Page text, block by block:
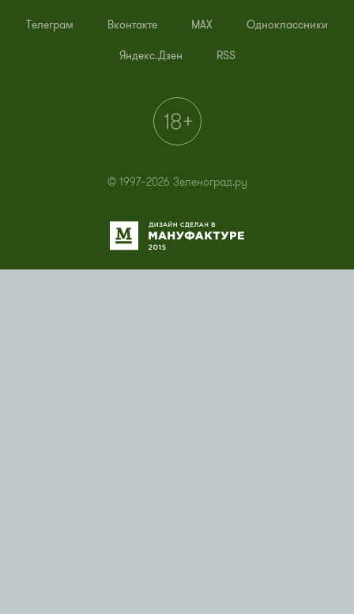
Телеграм Вконтакте MAX Одноклассники
Яндекс.Дзен RSS
© 1997–2026 Зеленоград.ру